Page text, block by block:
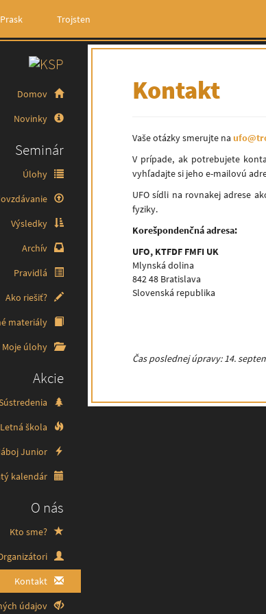
Prask Trojsten
Domov
Novinky
Seminár
Úlohy
Výsledky
Archív
Pravidlá
Ako riešiť?
materiály
Moje úlohy
Akcie
Letná škola
Junior
kalendár
O nás
Kto sme?
Kontakt
údajov
Kontakt
Vaše otázky smerujte na
V prípade, ak potrebujete
vyhľadajte si jeho e-mailovú
UFO sídli na rovnakej adrese
fyziky.
Korešpondenčná adresa:
UFO, KTFDF FMFI UK
Mlynská dolina
842 48 Bratislava
Slovenská republika
Čas poslednej úpravy: 14.